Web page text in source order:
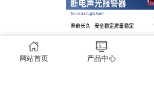
网站首页 产品中心